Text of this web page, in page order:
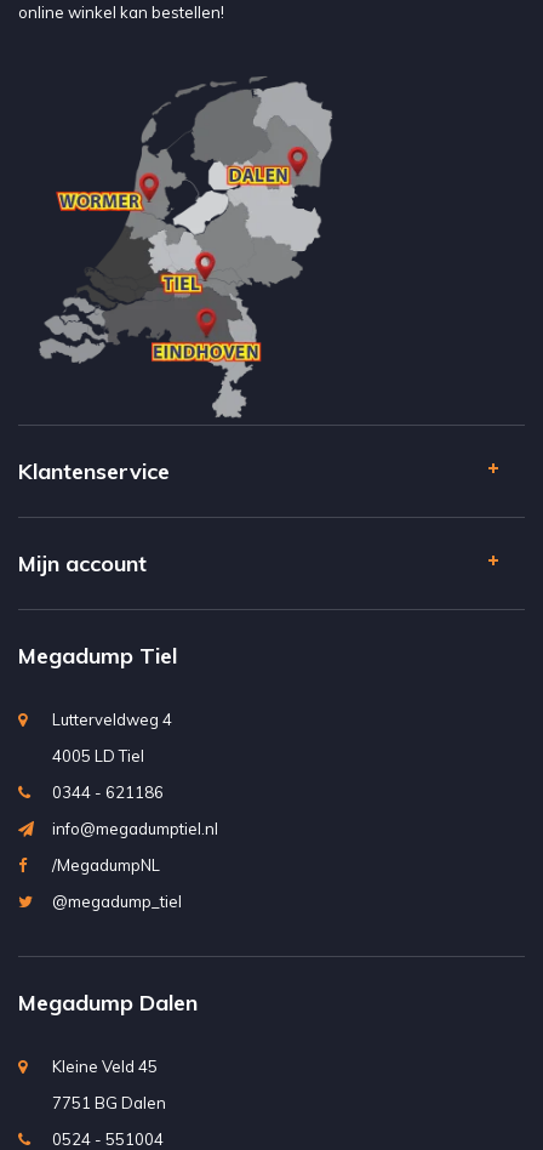
online winkel kan bestellen!
Klantenservice
Mijn account
Megadump Tiel
Lutterveldweg 4
4005 LD Tiel
0344 - 621186
info@megadumptiel.nl
/MegadumpNL
@megadump_tiel
Megadump Dalen
Kleine Veld 45
7751 BG Dalen
0524 - 551004